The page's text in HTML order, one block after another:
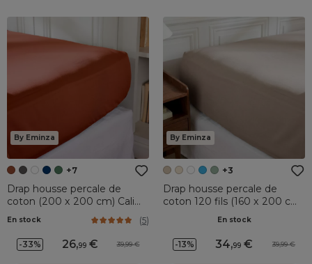
By Eminza
+7
Drap housse percale de
coton (200 x 200 cm) Cali
En stock (5)
-33% 26,99 39,99
By Eminza
+3
Drap housse percale de
coton 120 fils (160 x 200 cm)
En stock
-13% 34,99 39,99